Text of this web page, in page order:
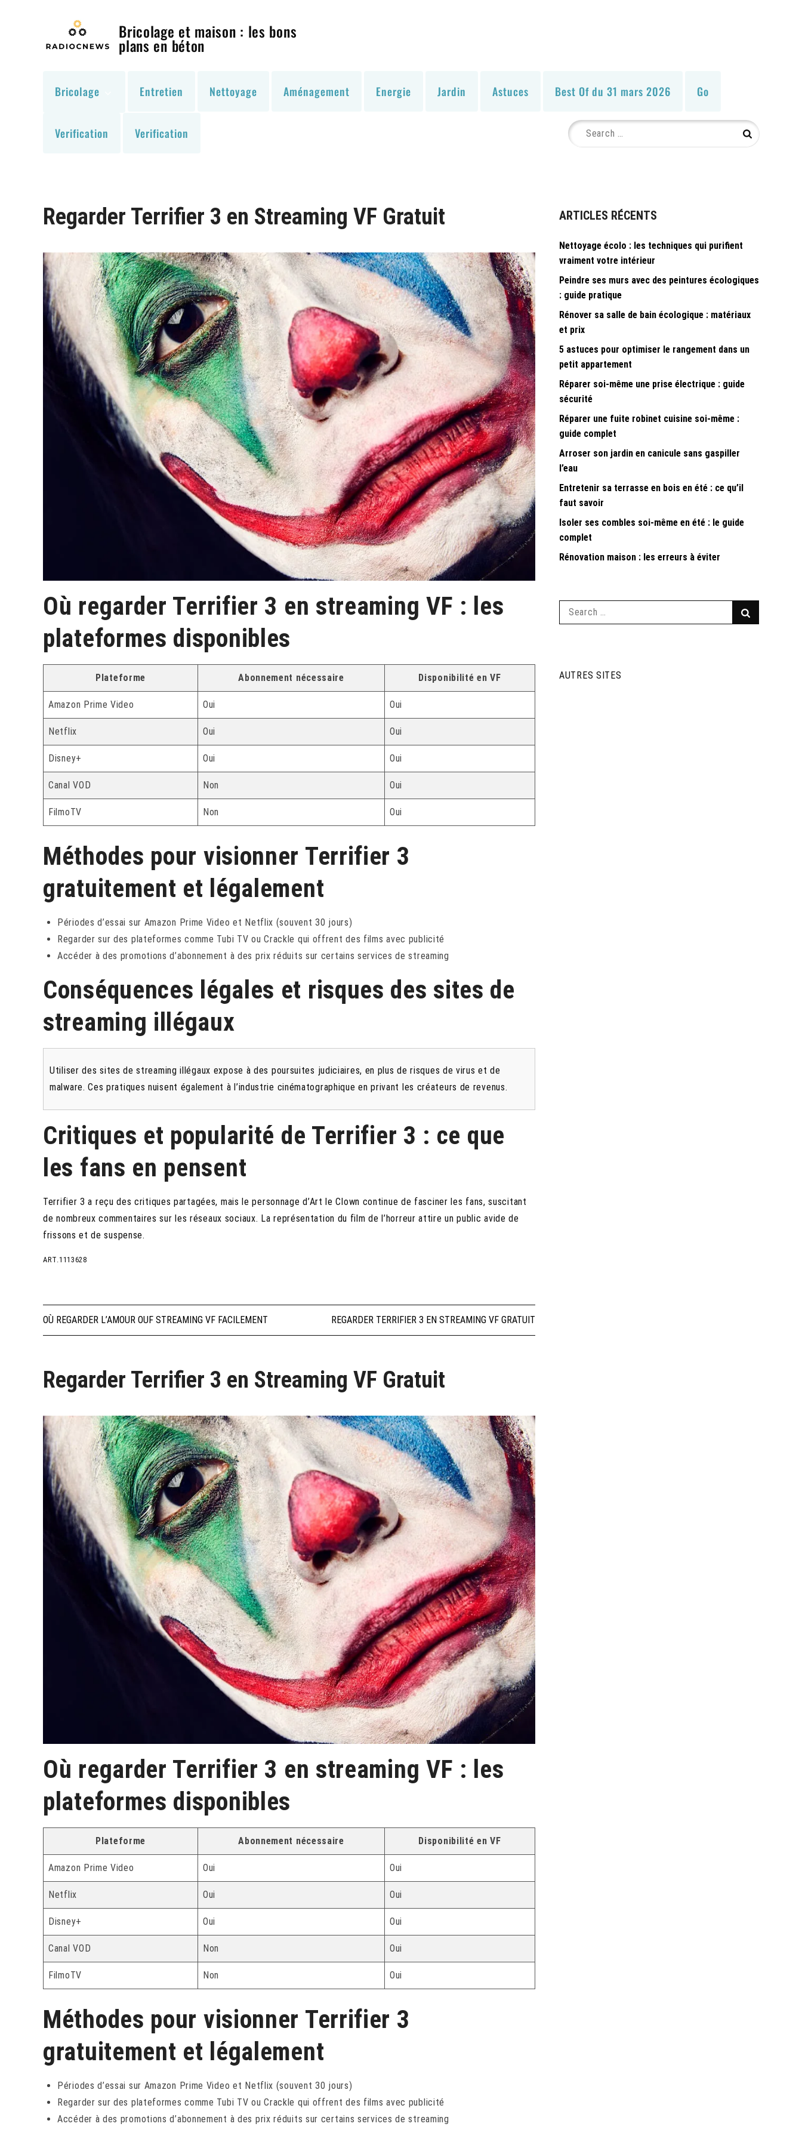
Bricolage et maison : les bons
plans en béton
Bricolage Entretien Nettoyage Aménagement Energie Jardin Astuces Best Of du 31 mars 2026 Go
Verification Verification
Search
for:
Search
Regarder Terrifier 3 en Streaming VF Gratuit
Où regarder Terrifier 3 en streaming VF : les
plateformes disponibles
Plateforme Abonnement nécessaire Disponibilité en VF
Amazon Prime Video Oui Oui
Netflix Oui Oui
Disney+ Oui Oui
Canal VOD Non Oui
FilmoTV Non Oui
Méthodes pour visionner Terrifier 3
gratuitement et légalement
Périodes d’essai sur Amazon Prime Video et Netflix (souvent 30 jours)
Regarder sur des plateformes comme Tubi TV ou Crackle qui offrent des films avec publicité
Accéder à des promotions d’abonnement à des prix réduits sur certains services de streaming
Conséquences légales et risques des sites de
streaming illégaux
Utiliser des sites de streaming illégaux expose à des poursuites judiciaires, en plus de risques de virus et de
malware. Ces pratiques nuisent également à l’industrie cinématographique en privant les créateurs de revenus.
Critiques et popularité de Terrifier 3 : ce que
les fans en pensent
Terrifier 3 a reçu des critiques partagées, mais le personnage d’Art le Clown continue de fasciner les fans, suscitant
de nombreux commentaires sur les réseaux sociaux. La représentation du film de l’horreur attire un public avide de
frissons et de suspense.
ART.1113628
Navigation
l’article
OÙ REGARDER L’AMOUR OUF STREAMING VF FACILEMENT REGARDER TERRIFIER 3 EN STREAMING VF GRATUIT
Regarder Terrifier 3 en Streaming VF Gratuit
Où regarder Terrifier 3 en streaming VF : les
plateformes disponibles
Plateforme Abonnement nécessaire Disponibilité en VF
Amazon Prime Video Oui Oui
Netflix Oui Oui
Disney+ Oui Oui
Canal VOD Non Oui
FilmoTV Non Oui
Méthodes pour visionner Terrifier 3
gratuitement et légalement
Périodes d’essai sur Amazon Prime Video et Netflix (souvent 30 jours)
Regarder sur des plateformes comme Tubi TV ou Crackle qui offrent des films avec publicité
Accéder à des promotions d’abonnement à des prix réduits sur certains services de streaming
ARTICLES RÉCENTS
Nettoyage écolo : les techniques qui purifient
vraiment votre intérieur
Peindre ses murs avec des peintures écologiques
: guide pratique
Rénover sa salle de bain écologique : matériaux
et prix
5 astuces pour optimiser le rangement dans un
petit appartement
Réparer soi-même une prise électrique : guide
sécurité
Réparer une fuite robinet cuisine soi-même :
guide complet
Arroser son jardin en canicule sans gaspiller
l’eau
Entretenir sa terrasse en bois en été : ce qu’il
faut savoir
Isoler ses combles soi-même en été : le guide
complet
Rénovation maison : les erreurs à éviter
Search
AUTRES SITES